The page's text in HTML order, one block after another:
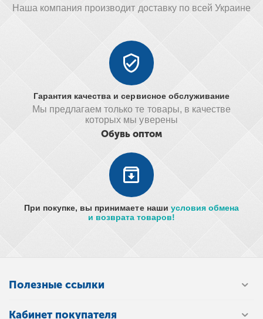
Наша компания производит доставку по всей Украине
Гарантия качества и сервисное обслуживание
Мы предлагаем только те товары, в качестве
которых мы уверены
Обувь оптом
При покупке, вы принимаете наши условия обмена
и возврата товаров!
Полезные ссылки
Кабинет покупателя